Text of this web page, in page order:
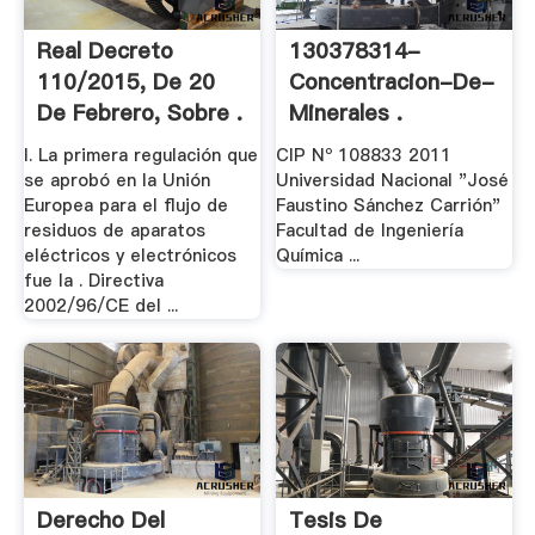
Real Decreto
110/2015, De 20
De Febrero, Sobre .
I. La primera regulación que
se aprobó en la Unión
Europea para el flujo de
residuos de aparatos
eléctricos y electrónicos
fue la . Directiva
2002/96/CE del ...
130378314-
Concentracion-De-
Minerales .
CIP Nº 108833 2011
Universidad Nacional "José
Faustino Sánchez Carrión"
Facultad de Ingeniería
Química ...
Derecho Del Tesis De